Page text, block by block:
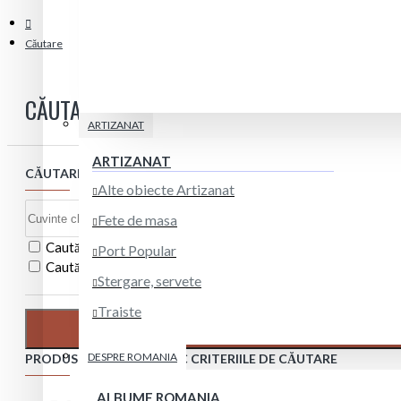
ARTIZANAT
ARTIZANAT
Alte obiecte Artizanat
Fete de masa
Port Popular
Stergare, servete
Traiste
DESPRE ROMANIA
ALBUME ROMANIA
Căutare
CĂUTARE
CĂUTARE:
Caută și în subcategorii
Caută și în descrierea produselor
PRODUSE CE ÎNDEPLINESC CRITERIILE DE CĂUTARE